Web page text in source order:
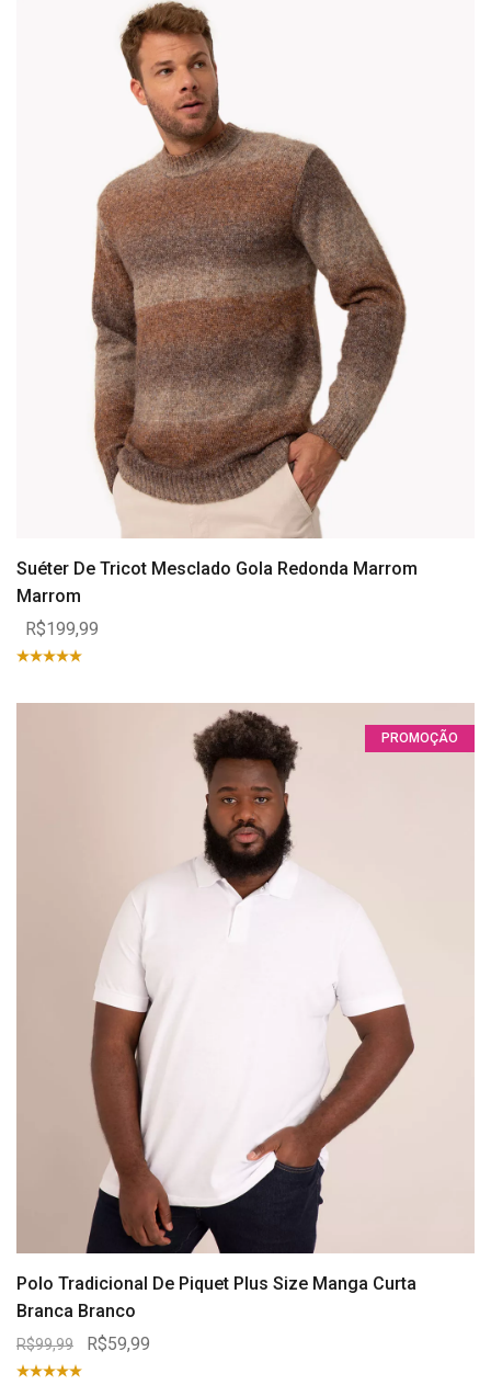
Suéter De Tricot Mesclado Gola Redonda Marrom
Marrom
R$199,99
PROMOÇÃO
Polo Tradicional De Piquet Plus Size Manga Curta
Branca Branco
R$99,99 R$59,99